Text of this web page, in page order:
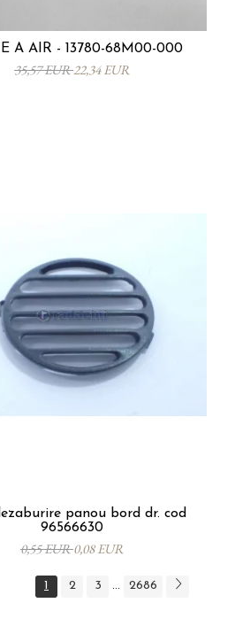
À AIR - 13780-68M00-000
35,57 EUR22,34 EUR
panou bord dr. cod
96566630
0,55 EUR0,08 EUR
1 2 3 2686